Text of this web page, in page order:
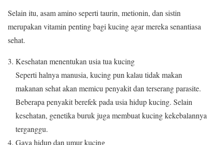
Selain itu, asam amino seperti taurin, metionin, dan sistin
merupakan vitamin penting bagi kucing agar mereka senantiasa
sehat.
Kesehatan menentukan usia tua kucing
Seperti halnya manusia, kucing pun kalau tidak makan
makanan sehat akan memicu penyakit dan terserang parasite.
Beberapa penyakit berefek pada usia hidup kucing. Selain
kesehatan, genetika buruk juga membuat kucing kekebalannya
terganggu.
Gaya hidup dan umur kucing